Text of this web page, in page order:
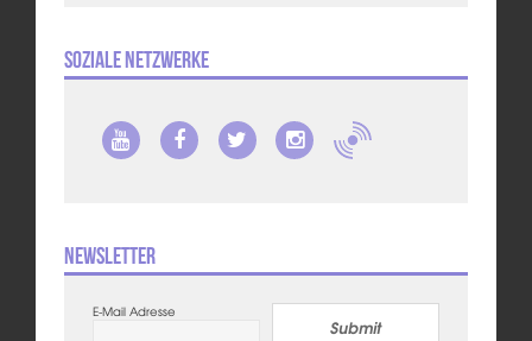
Soziale Netzwerke
Newsletter
E-Mail Adresse
Submit